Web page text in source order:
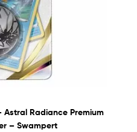
Astral Radiance Premium
– Swampert